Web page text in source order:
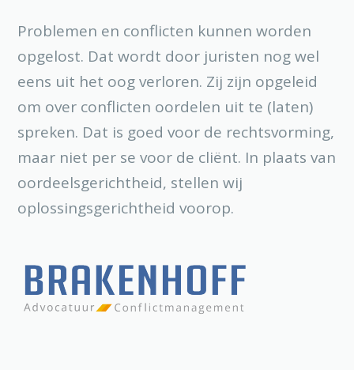
Problemen en conflicten kunnen worden
opgelost. Dat wordt door juristen nog wel
eens uit het oog verloren. Zij zijn opgeleid
om over conflicten oordelen uit te (laten)
spreken. Dat is goed voor de rechtsvorming,
maar niet per se voor de cliënt. In plaats van
oordeelsgerichtheid, stellen wij
oplossingsgerichtheid voorop.